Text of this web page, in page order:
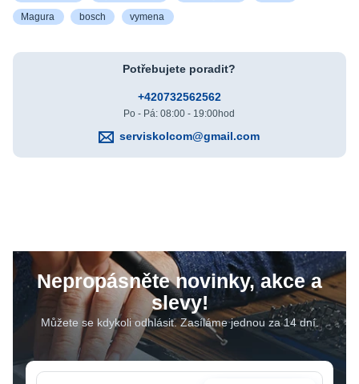
Magura bosch vymena
Potřebujete poradit?
+420732562562
Po - Pá: 08:00 - 19:00hod
serviskolcom@gmail.com
Nepropásněte novinky, akce a
slevy!
Můžete se kdykoli odhlásit. Zasíláme jednou za 14 dní.